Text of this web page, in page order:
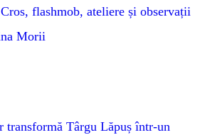
flashmob, ateliere și observații
Morii
transformă Târgu Lăpuș într-un